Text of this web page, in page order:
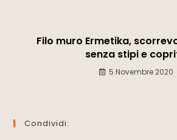
Filo muro Ermetika,
senza stipi e
5 Novembre 2020
Condividi: